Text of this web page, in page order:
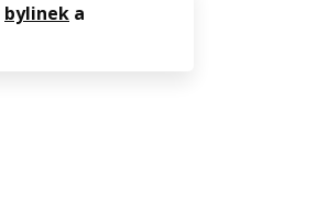
bylinek a